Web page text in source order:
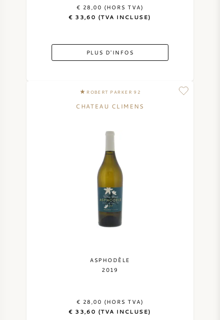
€ 28,00 (HORS TVA)
€ 33,60 (TVA INCLUSE)
PLUS D'INFOS
ROBERT PARKER 92
CHATEAU CLIMENS
ASPHODÈLE
2019
€ 28,00 (HORS TVA)
€ 33,60 (TVA INCLUSE)